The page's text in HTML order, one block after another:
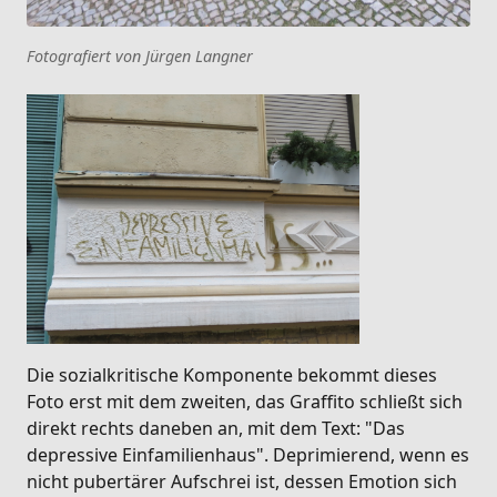
Fotografiert von Jürgen Langner
Die sozialkritische Komponente bekommt dieses
Foto erst mit dem zweiten, das Graffito schließt sich
direkt rechts daneben an, mit dem Text: "Das
depressive Einfamilienhaus". Deprimierend, wenn es
nicht pubertärer Aufschrei ist, dessen Emotion sich